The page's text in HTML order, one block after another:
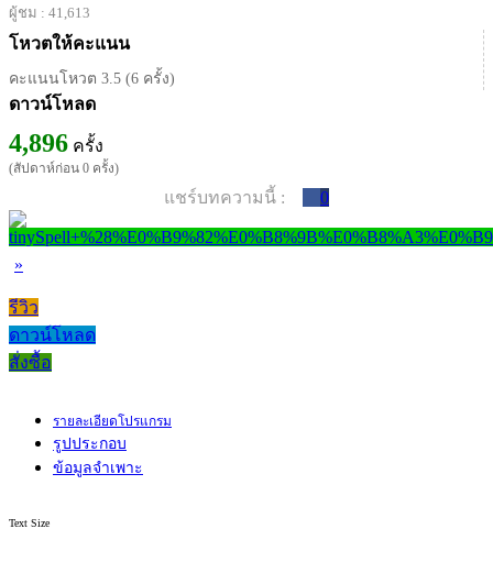
ผู้ชม : 41,613
โหวตให้คะแนน
คะแนนโหวต 3.5 (6 ครั้ง)
ดาวน์โหลด
4,896 ครั้ง
(สัปดาห์ก่อน 0 ครั้ง)
แชร์บทความนี้ : 0
»
รีวิว
ดาวน์โหลด
สั่งซื้อ
รายละเอียดโปรแกรม
รูปประกอบ
ข้อมูลจำเพาะ
Text Size